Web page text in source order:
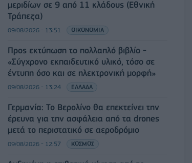
μεριδίων σε 9 από 11 κλάδους (Εθνική
Τράπεζα)
09/08/2026 - 13:51 ΟΙΚΟΝΟΜΙΑ
Προς εκτύπωση το πολλαπλό βιβλίο -
«Σύγχρονο εκπαιδευτικό υλικό, τόσο σε
έντυπη όσο και σε ηλεκτρονική μορφή»
09/08/2026 - 13:24 ΕΛΛΑΔΑ
Γερμανία: Το Βερολίνο θα επεκτείνει την
έρευνα για την ασφάλεια από τα drones
μετά το περιστατικό σε αεροδρόμιο
09/08/2026 - 12:57 ΚΟΣΜΟΣ